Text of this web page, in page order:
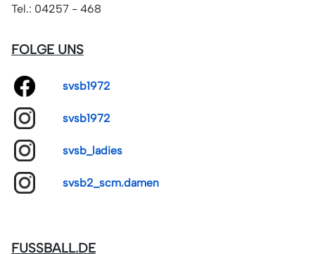
Tel.: 04257 - 468
FOLGE UNS
svsb1972
svsb1972
svsb_ladies
svsb2_scm.damen
FUSSBALL.DE